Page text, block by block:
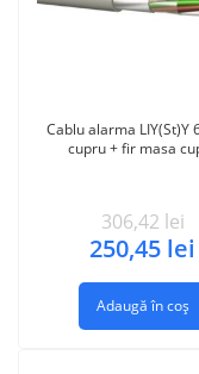
Cablu alarma LIY(St)Y
cupru + fir masa
306,42 lei
250,45 lei
Adaugă în coș